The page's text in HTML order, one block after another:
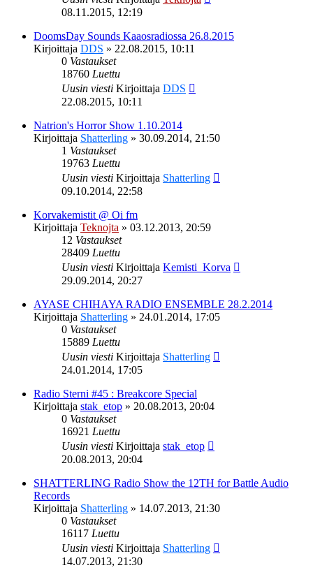
08.11.2015, 12:19
DoomsDay Sounds Kaaosradiossa 26.8.2015
Kirjoittaja DDS » 22.08.2015, 10:11
0 Vastaukset
18760 Luettu
Uusin viesti Kirjoittaja DDS
22.08.2015, 10:11
Natrion's Horror Show 1.10.2014
Kirjoittaja Shatterling » 30.09.2014, 21:50
1 Vastaukset
19763 Luettu
Uusin viesti Kirjoittaja Shatterling
09.10.2014, 22:58
Korvakemistit @ Oi fm
Kirjoittaja Teknojta » 03.12.2013, 20:59
12 Vastaukset
28409 Luettu
Uusin viesti Kirjoittaja Kemisti_Korva
29.09.2014, 20:27
AYASE CHIHAYA RADIO ENSEMBLE 28.2.2014
Kirjoittaja Shatterling » 24.01.2014, 17:05
0 Vastaukset
15889 Luettu
Uusin viesti Kirjoittaja Shatterling
24.01.2014, 17:05
Radio Sterni #45 : Breakcore Special
Kirjoittaja stak_etop » 20.08.2013, 20:04
0 Vastaukset
16921 Luettu
Uusin viesti Kirjoittaja stak_etop
20.08.2013, 20:04
SHATTERLING Radio Show the 12TH for Battle Audio
Records
Kirjoittaja Shatterling » 14.07.2013, 21:30
0 Vastaukset
16117 Luettu
Uusin viesti Kirjoittaja Shatterling
14.07.2013, 21:30